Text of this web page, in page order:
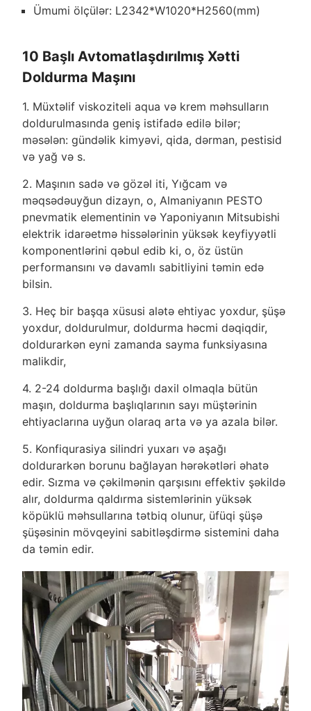
Ümumi ölçülər: L2342*W1020*H2560(mm)
10 Başlı Avtomatlaşdırılmış Xətti
Doldurma Maşını
1. Müxtəlif viskoziteli aqua və krem məhsulların
doldurulmasında geniş istifadə edilə bilər;
məsələn: gündəlik kimyəvi, qida, dərman, pestisid
və yağ və s.
2. Maşının sadə və gözəl iti, Yığcam və
məqsədəuyğun dizayn, o, Almaniyanın PESTO
pnevmatik elementinin və Yaponiyanın Mitsubishi
elektrik idarəetmə hissələrinin yüksək keyfiyyətli
komponentlərini qəbul edib ki, o, öz üstün
performansını və davamlı sabitliyini təmin edə
bilsin.
3. Heç bir başqa xüsusi alətə ehtiyac yoxdur, şüşə
yoxdur, doldurulmur, doldurma həcmi dəqiqdir,
doldurarkən eyni zamanda sayma funksiyasına
malikdir,
4. 2-24 doldurma başlığı daxil olmaqla bütün
maşın, doldurma başlıqlarının sayı müştərinin
ehtiyaclarına uyğun olaraq arta və ya azala bilər.
5. Konfiqurasiya silindri yuxarı və aşağı
doldurarkən borunu bağlayan hərəkətləri əhatə
edir. Sızma və çəkilmənin qarşısını effektiv şəkildə
alır, doldurma qaldırma sistemlərinin yüksək
köpüklü məhsullarına tətbiq olunur, üfüqi şüşə
şüşəsinin mövqeyini sabitləşdirmə sistemini daha
da təmin edir.